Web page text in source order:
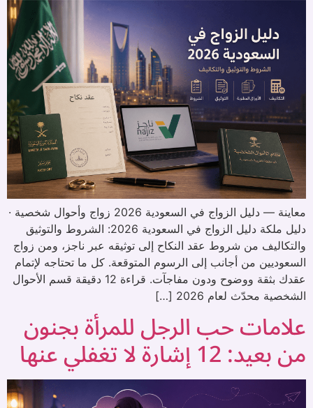
معاينة — دليل الزواج في السعودية 2026 زواج وأحوال شخصية ·
دليل ملكة دليل الزواج في السعودية 2026: الشروط والتوثيق
والتكاليف من شروط عقد النكاح إلى توثيقه عبر ناجز، ومن زواج
السعوديين من أجانب إلى الرسوم المتوقعة. كل ما تحتاجه لإتمام
عقدك بثقة ووضوح ودون مفاجآت. قراءة 12 دقيقة قسم الأحوال
الشخصية محدّث لعام 2026 […]
علامات حب الرجل للمرأة بجنون
من بعيد: 12 إشارة لا تغفلي عنها